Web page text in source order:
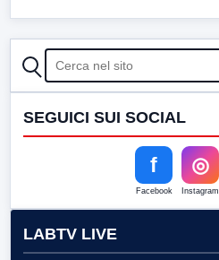
CERCA
SEGUICI SUI SOCIAL
f
Facebook
◎
Instagram
LABTV LIVE